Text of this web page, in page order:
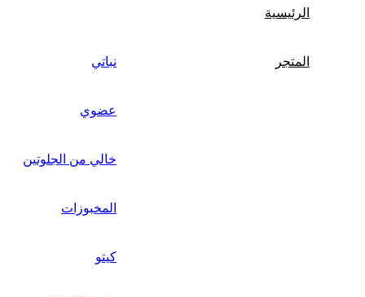
الرئيسية
المتجر نباتي
عضوي
خالي من الجلوتين
المخبوزات
كيتو